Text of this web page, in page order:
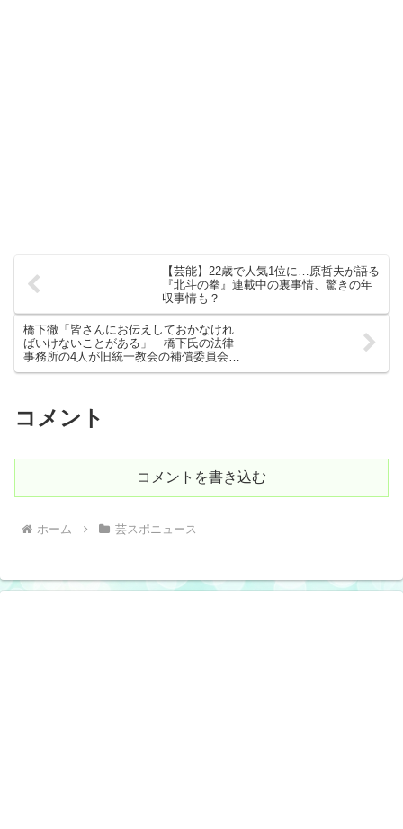
【芸能】22歳で人気1位に…原哲夫が語る
『北斗の拳』連載中の裏事情、驚きの年
収事情も？
橋下徹「皆さんにお伝えしておかなけれ
ばいけないことがある」 橋下氏の法律
事務所の4人が旧統一教会の補償委員会の
委員に就任
コメント
コメントを書き込む
ホーム 芸スポニュース